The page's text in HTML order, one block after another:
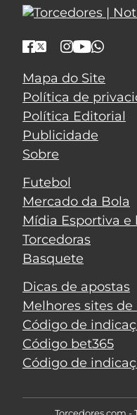
Mapa do Site
Política de
Política Editorial
Publicidade
Sobre
Futebol
Mercado da Bola
Mídia Esportiva e
Torcedoras
Basquete
Dicas de apostas
Melhores sites de
Código de
Código bet365
Código de